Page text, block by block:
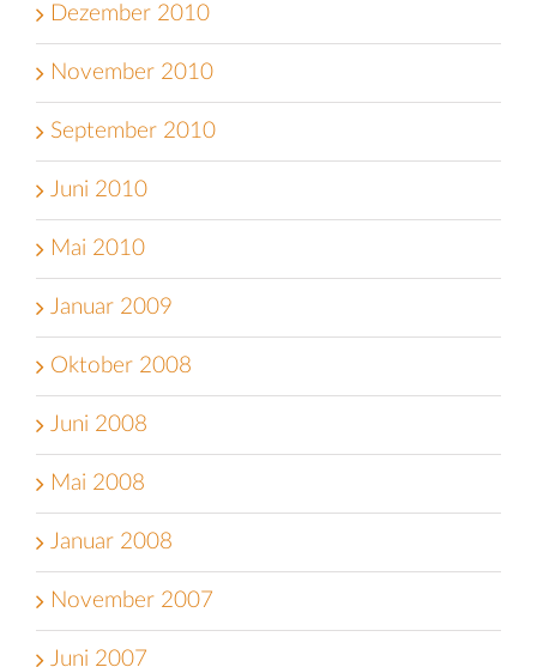
Dezember 2010
November 2010
September 2010
Juni 2010
Mai 2010
Januar 2009
Oktober 2008
Juni 2008
Mai 2008
Januar 2008
November 2007
Juni 2007